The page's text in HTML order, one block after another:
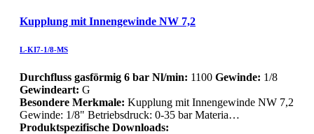
Kupplung mit Innengewinde NW 7,2
L-KI7-1/8-MS
Durchfluss gasförmig 6 bar Nl/min: 1100 Gewinde: 1/8
Gewindeart: G
Besondere Merkmale: Kupplung mit Innengewinde NW 7,2
Gewinde: 1/8" Betriebsdruck: 0-35 bar Materia…
Produktspezifische Downloads: